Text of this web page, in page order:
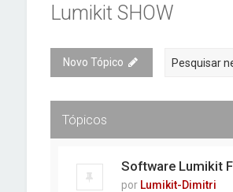
Lumikit SHOW
Novo Tópico
Tópicos
Software Lumikit
por Lumikit-Dimitri